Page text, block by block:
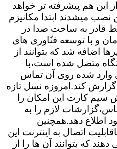
این هم پیشرفته تر خواهد
نصب میشدند ابتدا مکانیزم
قادر به ساخت صدا در
و با توسعه فنّاوری های
اضافه شد که بتوانند از
متصل شده است،با
وارد شده روی آن تماس
کند.امروزه نسل تازه
سیم کارت این امکان را
لازم را به
اطلاع دهد.همچنین
اتصال به اینترنت این
که بتوانند آن ها را از